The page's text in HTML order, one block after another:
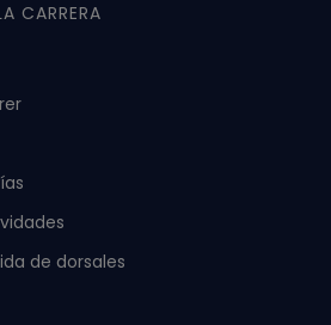
CARRERA
de dorsales